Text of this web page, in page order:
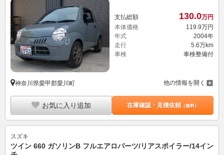
支払総額 130.0万円
本体価格
119.9万円
年式
2004年
走行
5.6万km
車検
車検整備付
神奈川県愛甲郡愛川町 他の情報を開く
お気に入り追加 在庫確認・見積依頼（無料）
スズキ
ツイン 660 ガソリンB フルエアロパーツ/リアスポイラー/14イン